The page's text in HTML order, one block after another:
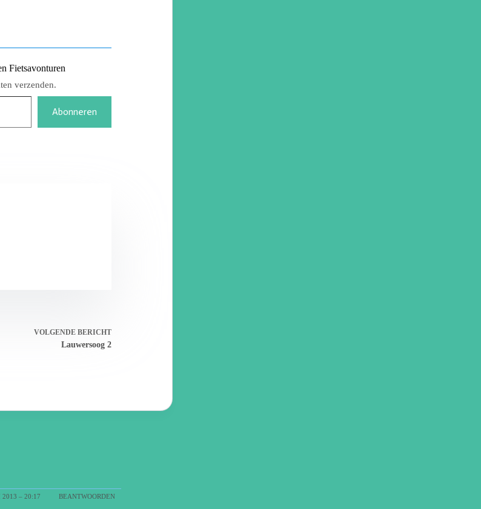
Fietsavonturen
verzenden.
Abonneren
VOLGENDE BERICHT
Lauwersoog 2
2013 – 20:17 BEANTWOORDEN